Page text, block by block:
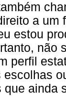
a um
estou
não
perfil
escolhas
ainda